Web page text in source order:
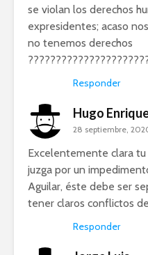
se violan los derechos
expresidentes; acaso
no tenemos derechos
Responder
Hugo
28 septiembre,
Excelentemente clara tu
juzga por un
Aguilar, éste debe ser
tener claros conflictos
Responder